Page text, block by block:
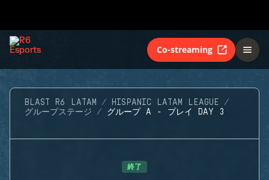
Co-streaming
BLAST R6 LATAM
HISPANIC LATAM LEAGUE
グループステージ
グループ A - プレイ DAY 3
終了